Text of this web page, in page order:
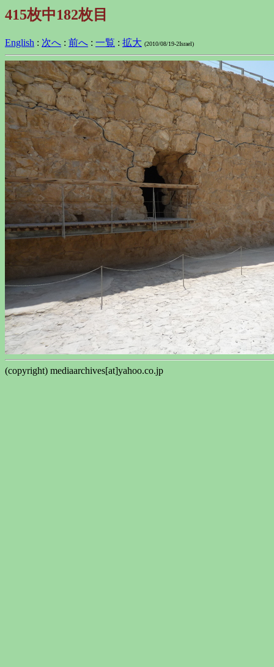
415枚中182枚目
English : 次へ : 前へ : 一覧 : 拡大 (2010/08/19-2Israel)
(copyright) mediaarchives[at]yahoo.co.jp